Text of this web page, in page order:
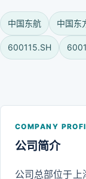
中国东航 中国东
600115.SH
COMPANY
公司简介
公司总部位于